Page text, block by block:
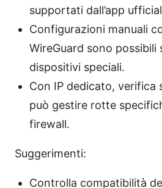
supportati dall’app
Configurazioni manuali
WireGuard sono possibili
dispositivi speciali.
Con IP dedicato, verifica
può gestire rotte
firewall.
Suggerimenti:
Controlla compatibilità